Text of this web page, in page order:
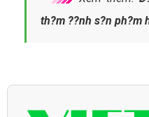
th?m ??nh s?n ph?m